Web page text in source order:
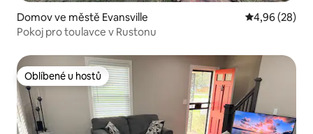
Domov ve městě Evansville Průměrné
4,96 (28)
Pokoj pro toulavce v Rustonu
Oblíbené u hostů
Oblíbené u hostů